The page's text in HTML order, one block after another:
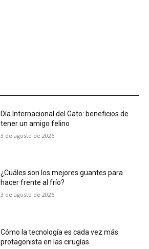
Día Internacional del Gato: beneficios de
tener un amigo felino
3 de agosto de 2026
¿Cuáles son los mejores guantes para
hacer frente al frío?
3 de agosto de 2026
Cómo la tecnología es cada vez más
protagonista en las cirugías